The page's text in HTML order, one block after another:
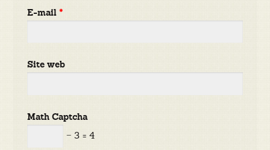
E-mail*
Site web
Math Captcha
− 3 = 4